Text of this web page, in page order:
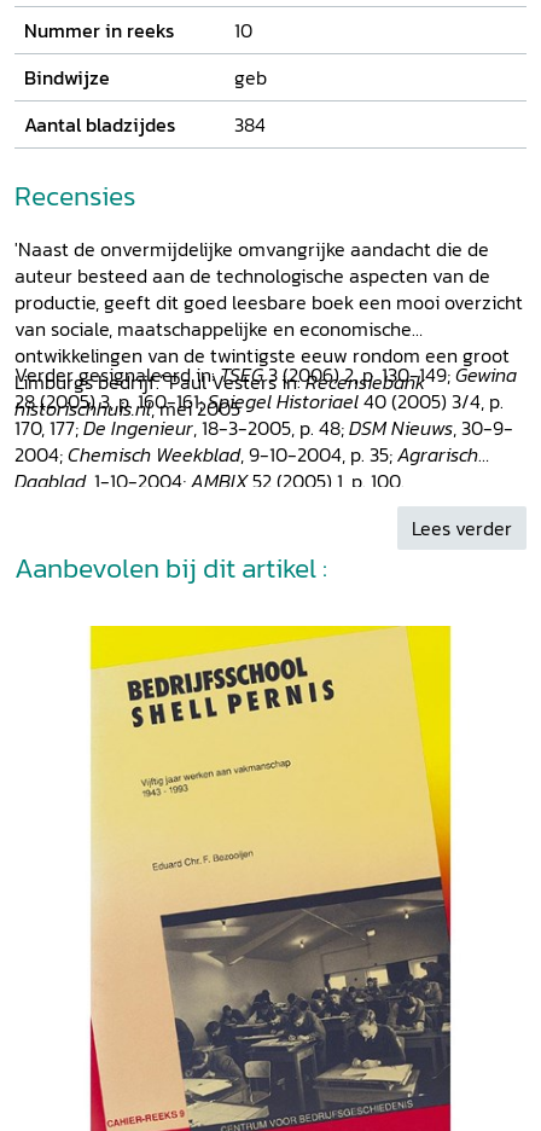
Nummer in reeks
10
Bindwijze
geb
Aantal bladzijdes
384
Recensies
'Naast de onvermijdelijke omvangrijke aandacht die de
auteur besteed aan de technologische aspecten van de
productie, geeft dit goed leesbare boek een mooi overzicht
van sociale, maatschappelijke en economische
ontwikkelingen van de twintigste eeuw rondom een groot
Limburgs bedrijf.´ Paul Vesters in:Recensiebank
historischhuis.nl, mei 2005
Verder gesignaleerd in:TSEG3 (2006) 2, p. 130-149;Gewina
28 (2005) 3, p. 160-161;Spiegel Historiael40 (2005) 3/4, p.
170, 177;De Ingenieur, 18-3-2005, p. 48;DSM Nieuws, 30-9-
2004;Chemisch Weekblad, 9-10-2004, p. 35;Agrarisch
Dagblad, 1-10-2004;AMBIX52 (2005) 1, p. 100.
Lees verder
Aanbevolen bij dit artikel :